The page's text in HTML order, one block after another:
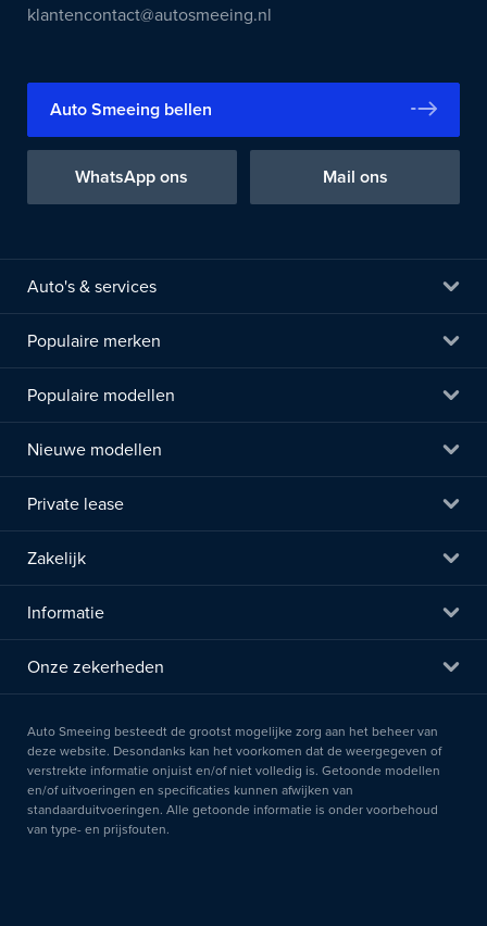
klantencontact@autosmeeing.nl
Auto Smeeing bellen
WhatsApp ons Mail ons
Auto's & services
Populaire merken
Populaire modellen
Nieuwe modellen
Private lease
Zakelijk
Informatie
Onze zekerheden
Auto Smeeing besteedt de grootst mogelijke zorg aan het beheer van
deze website. Desondanks kan het voorkomen dat de weergegeven of
verstrekte informatie onjuist en/of niet volledig is. Getoonde modellen
en/of uitvoeringen en specificaties kunnen afwijken van
standaarduitvoeringen. Alle getoonde informatie is onder voorbehoud
van type- en prijsfouten.